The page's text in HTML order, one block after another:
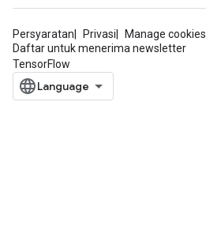
Persyaratan Privasi
Manage cookies
Daftar untuk menerima newsletter
TensorFlow